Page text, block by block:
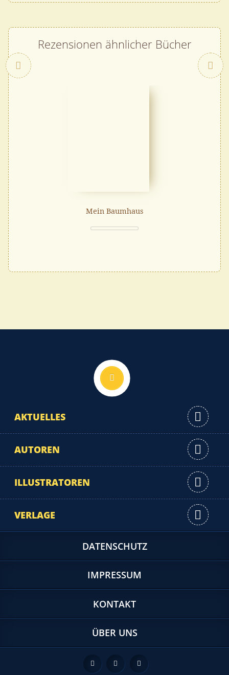
Rezensionen ähnlicher Bücher
Mein Baumhaus
AKTUELLES
AUTOREN
ILLUSTRATOREN
VERLAGE
DATENSCHUTZ
IMPRESSUM
KONTAKT
ÜBER UNS
Feed